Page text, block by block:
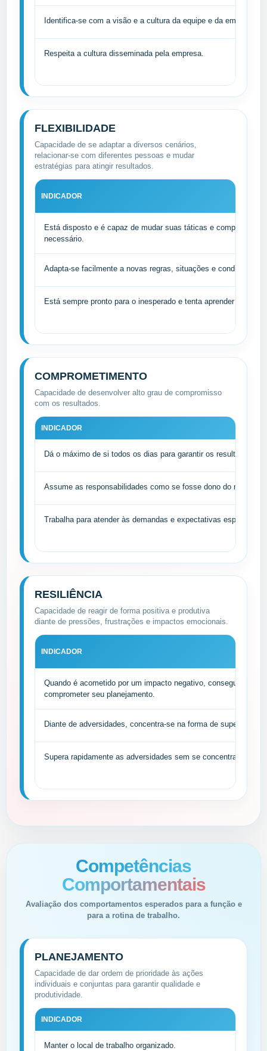
Identifica-se com a visão e a cultura da equipe e da empresa.
Respeita a cultura disseminada pela empresa.
FLEXIBILIDADE
Capacidade de se adaptar a diversos cenários,
relacionar-se com diferentes pessoas e mudar
estratégias para atingir resultados.
INDICADOR
Está disposto e é capaz de mudar suas táticas e
necessário.
Adapta-se facilmente a novas regras, situações e condições.
Está sempre pronto para o inesperado e tenta aprender o
COMPROMETIMENTO
Capacidade de desenvolver alto grau de compromisso
com os resultados.
INDICADOR
Dá o máximo de si todos os dias para garantir os resultados.
Assume as responsabilidades como se fosse dono do negócio.
Trabalha para atender às demandas e expectativas esperadas.
RESILIÊNCIA
Capacidade de reagir de forma positiva e produtiva
diante de pressões, frustrações e impactos emocionais.
INDICADOR
Quando é acometido por um impacto negativo, consegue
comprometer seu planejamento.
Diante de adversidades, concentra-se na forma de superar
Supera rapidamente as adversidades sem se concentrar no
Competências
Comportamentais
Avaliação dos comportamentos esperados para a função e
para a rotina de trabalho.
PLANEJAMENTO
Capacidade de dar ordem de prioridade às ações
individuais e conjuntas para garantir qualidade e
produtividade.
INDICADOR
Manter o local de trabalho organizado.